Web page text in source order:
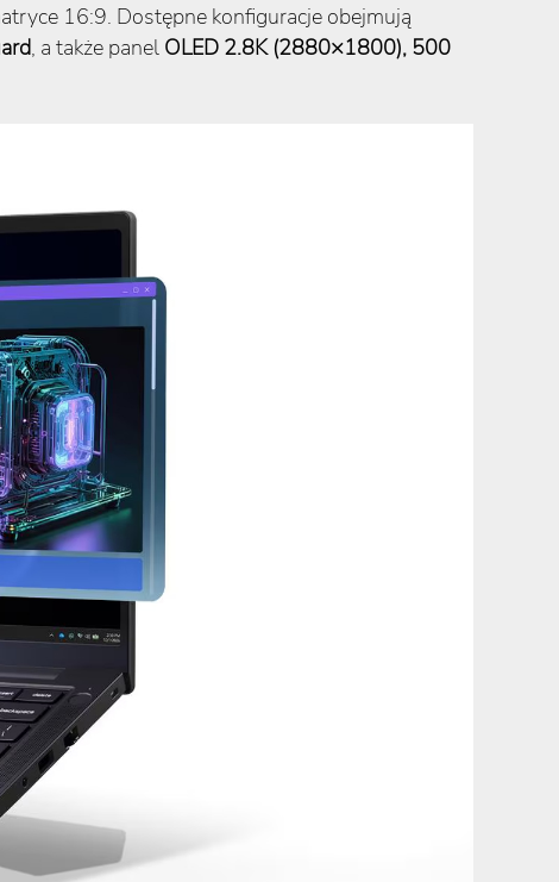
16:9. Dostępne konfiguracje obejmują
, a także panel OLED 2.8K (2880×1800), 500